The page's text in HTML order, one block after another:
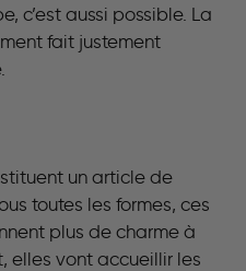
c’est aussi possible. La
fait justement
un article de
toutes les formes, ces
plus de charme à
elles vont accueillir les